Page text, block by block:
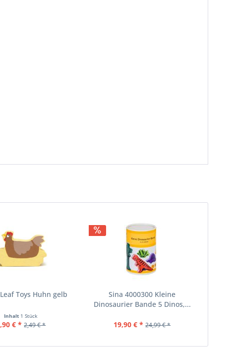
Toys Huhn gelb
Inhalt 1 Stück
€ * 2,49 € *
Sina 4000300 Kleine
Dinosaurier Bande 5 Dinos,...
19,90 € * 24,99 € *